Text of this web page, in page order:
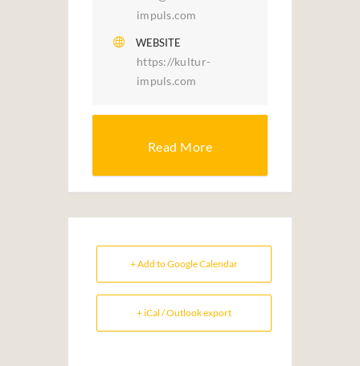
impuls.com
WEBSITE
https://kultur-
impuls.com
Read More
+ Add to Google Calendar
+ iCal / Outlook export